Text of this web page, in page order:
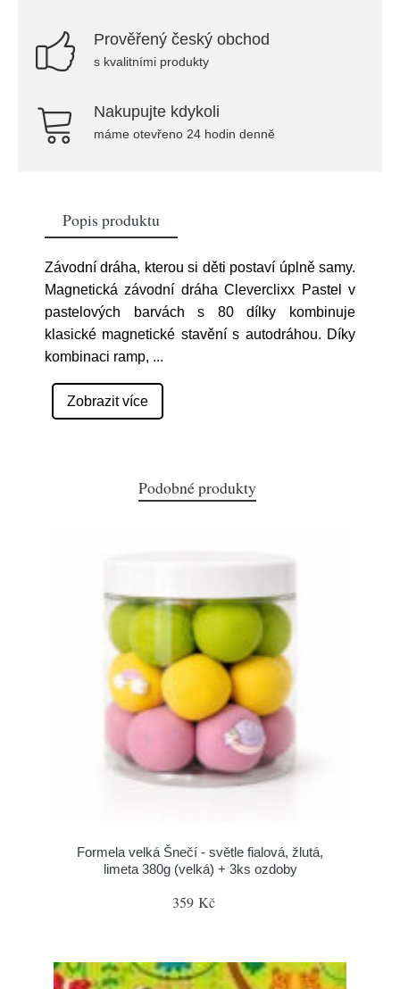
Prověřený český obchod
s kvalitními produkty
Nakupujte kdykoli
máme otevřeno 24 hodin denně
Popis produktu
Závodní dráha, kterou si děti postaví úplně samy.
Magnetická závodní dráha Cleverclixx Pastel v
pastelových barvách s 80 dílky kombinuje
klasické magnetické stavění s autodráhou. Díky
kombinaci ramp, ...
Zobrazit více
Podobné produkty
Formela velká Šnečí - světle fialová, žlutá,
limeta 380g (velká) + 3ks ozdoby
359 Kč